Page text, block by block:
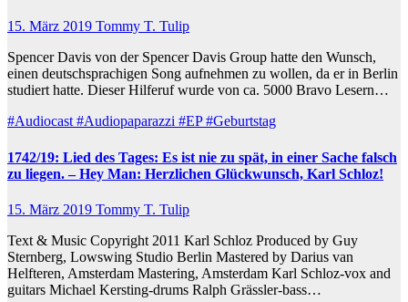
15. März 2019 Tommy T. Tulip
Spencer Davis von der Spencer Davis Group hatte den Wunsch,
einen deutschsprachigen Song aufnehmen zu wollen, da er in Berlin
studiert hatte. Dieser Hilferuf wurde von ca. 5000 Bravo Lesern…
#Audiocast#Audiopaparazzi #EP#Geburtstag
1742/19: Lied des Tages: Es ist nie zu spät, in einer Sache falsch
zu liegen. – Hey Man: Herzlichen Glückwunsch, Karl Schloz!
15. März 2019 Tommy T. Tulip
Text & Music Copyright 2011 Karl Schloz Produced by Guy
Sternberg, Lowswing Studio Berlin Mastered by Darius van
Helfteren, Amsterdam Mastering, Amsterdam Karl Schloz-vox and
guitars Michael Kersting-drums Ralph Grässler-bass…